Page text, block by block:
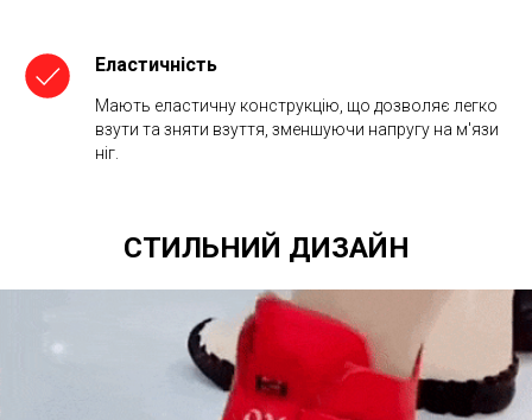
Еластичність
Мають еластичну конструкцію, що дозволяє легко
взути та зняти взуття, зменшуючи напругу на м'язи
ніг.
СТИЛЬНИЙ ДИЗАЙН